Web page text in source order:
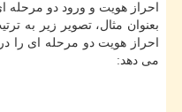
احراز هویت و ورود دو مرحله
بعنوان مثال، تصویر زیر به
احراز هویت دو مرحله ای را
می دهد: